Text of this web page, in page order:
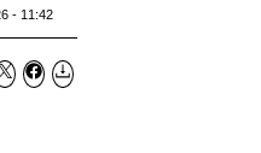
- 11:42